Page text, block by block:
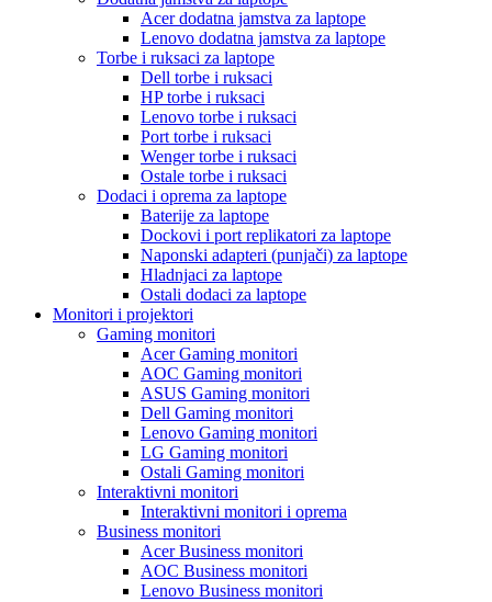
Acer dodatna jamstva za laptope
Lenovo dodatna jamstva za laptope
Torbe i ruksaci za laptope
Dell torbe i ruksaci
HP torbe i ruksaci
Lenovo torbe i ruksaci
Port torbe i ruksaci
Wenger torbe i ruksaci
Ostale torbe i ruksaci
Dodaci i oprema za laptope
Baterije za laptope
Dockovi i port replikatori za laptope
Naponski adapteri (punjači) za laptope
Hladnjaci za laptope
Ostali dodaci za laptope
Monitori i projektori
Gaming monitori
Acer Gaming monitori
AOC Gaming monitori
ASUS Gaming monitori
Dell Gaming monitori
Lenovo Gaming monitori
LG Gaming monitori
Ostali Gaming monitori
Interaktivni monitori
Interaktivni monitori i oprema
Business monitori
Acer Business monitori
AOC Business monitori
Lenovo Business monitori